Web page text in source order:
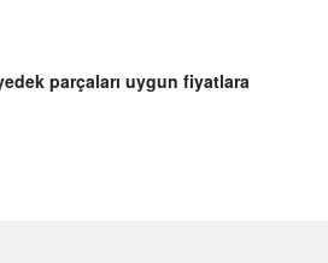
parçaları uygun fiyatlara